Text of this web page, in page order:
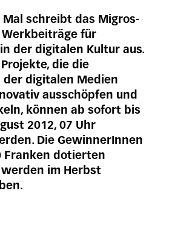
Mal schreibt das Migros-
für
der digitalen Kultur aus.
die die
der digitalen Medien
ausschöpfen und
können ab sofort bis
2012, 07 Uhr
Die GewinnerInnen
Franken dotierten
im Herbst